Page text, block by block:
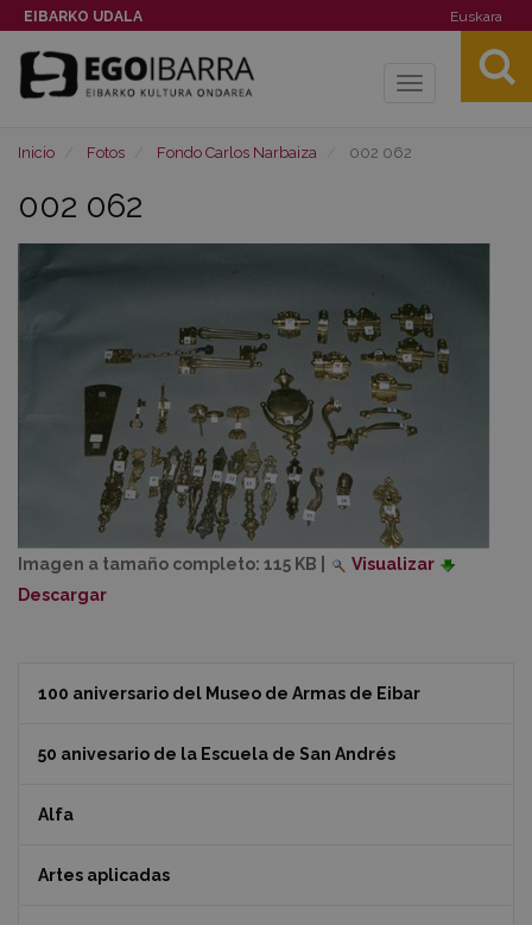
EIBARKO UDALA Euskara
Toggle
Inicio Fotos Fondo Carlos Narbaiza 002 062
002 062
Imagen a tamaño completo: 115 KB
Visualizar
Descargar
100 aniversario del Museo de Armas de Eibar
50 anivesario de la Escuela de San Andrés
Alfa
Artes aplicadas